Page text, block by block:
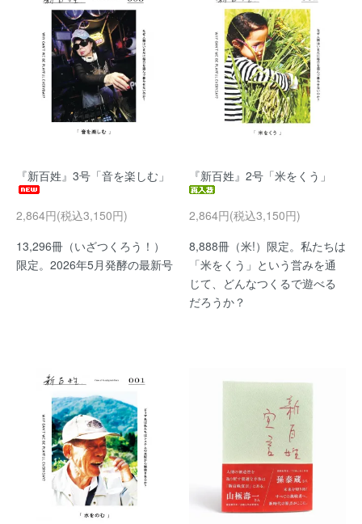
『新百姓』3号「音を楽しむ」
2,864円(税込3,150円)
13,296冊（いざつくろう！）
限定。2026年5月発酵の最新号
『新百姓』2号「米をくう」
2,864円(税込3,150円)
8,888冊（米!）限定。私たちは
「米をくう」という営みを通
じて、どんなつくるで遊べる
だろうか？